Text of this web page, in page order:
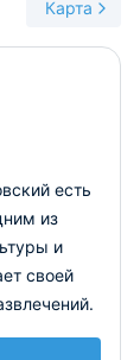
Карта
есть
из
и
своей